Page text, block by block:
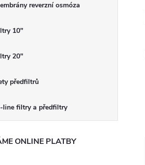
reverzní osmóza
10"
20"
předfiltrů
line filtry a předfiltry
ONLINE PLATBY